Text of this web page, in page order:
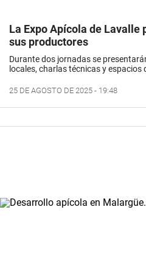
La Expo Apícola de
sus productores
Durante dos jornadas se
locales, charlas técnicas y espacios
25 DE AGOSTO DE 2025 - 19:48